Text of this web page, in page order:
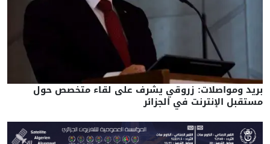
بريد ومواصلات: زروقي يشرف على لقاء متخصص حول
مستقبل الإنترنت في الجزائر